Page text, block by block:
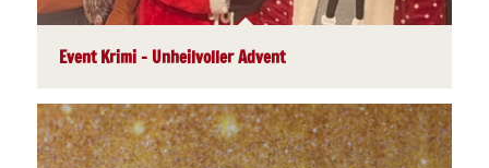
Event Krimi – Unheilvoller Advent